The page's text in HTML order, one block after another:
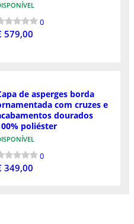
0
579,00
de asperges borda
com cruzes e
dourados
poliéster
0
349,00